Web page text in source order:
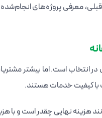
قبلی، معرفی پروژه‌های
انتخاب است. اما بیشتر
کیفیت خدمات هستند.
هزینه نهایی چقدر است و با